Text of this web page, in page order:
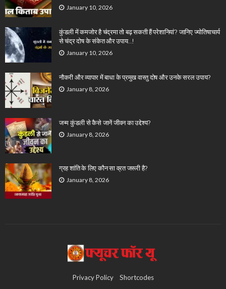
January 10, 2026
कुंडली में कमजोर है चंद्रमा तो बढ़ सकती हैं परेशानियां? जानिए ज्योतिषाचार्य
से चंद्र दोष के संकेत और उपाय…!
January 10, 2026
नौकरी और व्यापार में बाधा के प्रमुख वास्तु दोष और उनके सरल उपाय?
January 8, 2026
जन्म कुंडली से कैसे जानें जीवन का उद्देश्य?
January 8, 2026
ग्रह शांति के लिए कौन सा व्रत जरूरी है?
January 8, 2026
Privacy Policy Shortcodes